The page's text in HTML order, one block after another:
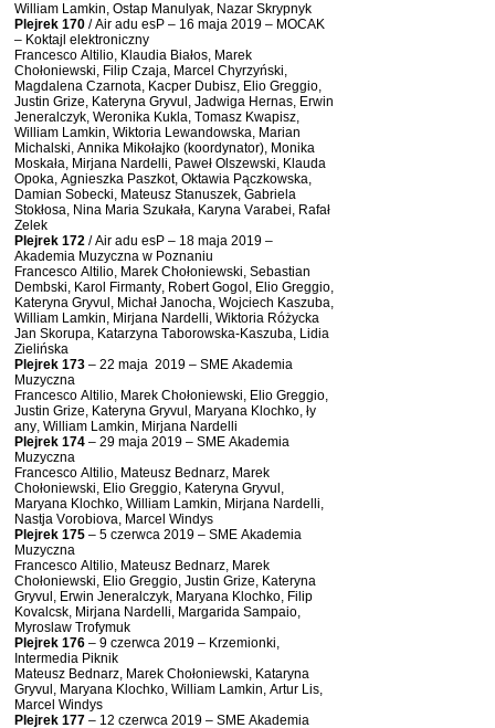
William Lamkin, Ostap Manulyak, Nazar Skrypnyk
Plejrek 170 / Air adu esP – 16 maja 2019 – MOCAK
– Koktajl elektroniczny
Francesco Altilio, Klaudia Białos, Marek
Chołoniewski, Filip Czaja, Marcel Chyrzyński,
Magdalena Czarnota, Kacper Dubisz, Elio Greggio,
Justin Grize, Kateryna Gryvul, Jadwiga Hernas, Erwin
Jeneralczyk, Weronika Kukla, Tomasz Kwapisz,
William Lamkin, Wiktoria Lewandowska, Marian
Michalski, Annika Mikołajko (koordynator), Monika
Moskała, Mirjana Nardelli, Paweł Olszewski, Klauda
Opoka, Agnieszka Paszkot, Oktawia Pączkowska,
Damian Sobecki, Mateusz Stanuszek, Gabriela
Stokłosa, Nina Maria Szukała, Karyna Varabei, Rafał
Zelek
Plejrek 172 / Air adu esP – 18 maja 2019 –
Akademia Muzyczna w Poznaniu
Francesco Altilio, Marek Chołoniewski, Sebastian
Dembski, Karol Firmanty, Robert Gogol, Elio Greggio,
Kateryna Gryvul, Michał Janocha, Wojciech Kaszuba,
William Lamkin, Mirjana Nardelli, Wiktoria Różycka
Jan Skorupa, Katarzyna Taborowska-Kaszuba, Lidia
Zielińska
Plejrek 173 – 22 maja 2019 – SME Akademia
Muzyczna
Francesco Altilio, Marek Chołoniewski, Elio Greggio,
Justin Grize, Kateryna Gryvul, Maryana Klochko, ły
any, William Lamkin, Mirjana Nardelli
Plejrek 174 – 29 maja 2019 – SME Akademia
Muzyczna
Francesco Altilio, Mateusz Bednarz, Marek
Chołoniewski, Elio Greggio, Kateryna Gryvul,
Maryana Klochko, William Lamkin, Mirjana Nardelli,
Nastja Vorobiova, Marcel Windys
Plejrek 175 – 5 czerwca 2019 – SME Akademia
Muzyczna
Francesco Altilio, Mateusz Bednarz, Marek
Chołoniewski, Elio Greggio, Justin Grize, Kateryna
Gryvul, Erwin Jeneralczyk, Maryana Klochko, Filip
Kovalcsk, Mirjana Nardelli, Margarida Sampaio,
Myroslaw Trofymuk
Plejrek 176 – 9 czerwca 2019 – Krzemionki,
Intermedia Piknik
Mateusz Bednarz, Marek Chołoniewski, Kataryna
Gryvul, Maryana Klochko, William Lamkin, Artur Lis,
Marcel Windys
Plejrek 177 – 12 czerwca 2019 – SME Akademia